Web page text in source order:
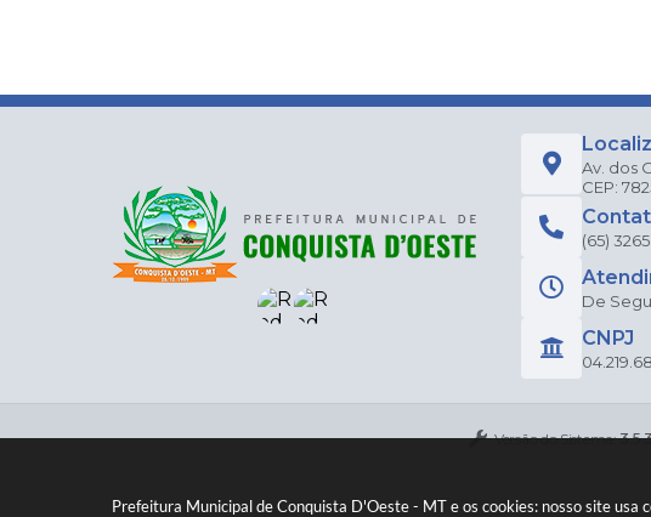
Prefeitura Municipal de Conquista D'Oeste - MT e os cookies: nosso site usa
Av. dos
CEP:
(65) 3265
De
CNPJ
Versão do Sistema: